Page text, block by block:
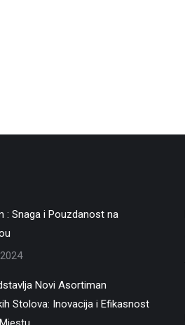
: Snaga i Pouzdanost na
Novi Asortiman
Stolova: Inovacija i Efikasnost